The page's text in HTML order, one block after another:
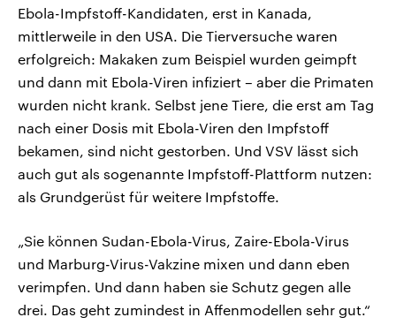
Ebola-Impfstoff-Kandidaten, erst in Kanada,
mittlerweile in den USA. Die Tierversuche waren
erfolgreich: Makaken zum Beispiel wurden geimpft
und dann mit Ebola-Viren infiziert – aber die Primaten
wurden nicht krank. Selbst jene Tiere, die erst am Tag
nach einer Dosis mit Ebola-Viren den Impfstoff
bekamen, sind nicht gestorben. Und VSV lässt sich
auch gut als sogenannte Impfstoff-Plattform nutzen:
als Grundgerüst für weitere Impfstoffe.
„Sie können Sudan-Ebola-Virus, Zaire-Ebola-Virus
und Marburg-Virus-Vakzine mixen und dann eben
verimpfen. Und dann haben sie Schutz gegen alle
drei. Das geht zumindest in Affenmodellen sehr gut.“